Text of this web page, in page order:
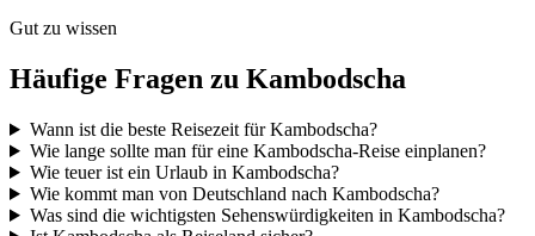
Gut zu wissen
Häufige Fragen zu Kambodscha
Wann ist die beste Reisezeit für Kambodscha?
Wie lange sollte man für eine Kambodscha-Reise einplanen?
Wie teuer ist ein Urlaub in Kambodscha?
Wie kommt man von Deutschland nach Kambodscha?
Was sind die wichtigsten Sehenswürdigkeiten in Kambodscha?